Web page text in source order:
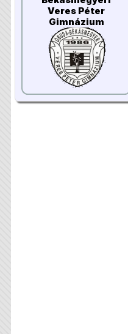
Veres Péter
Gimnázium